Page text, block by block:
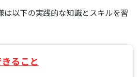
は以下の実践的な知識とスキルを習
ること